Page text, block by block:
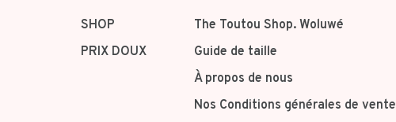
SHOP
PRIX DOUX
The Toutou Shop. Woluwé
Guide de taille
À propos de nous
Nos Conditions générales de vente